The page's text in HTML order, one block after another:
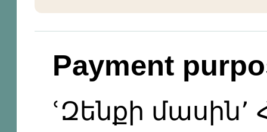
Payment
ՙԶենքի մասին՚